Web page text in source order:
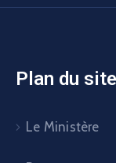
Plan du site
Le Ministère